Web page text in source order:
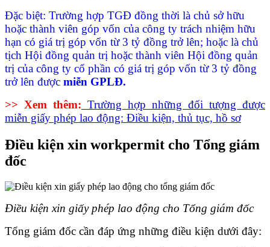
Đặc biệt: Trường hợp TGĐ đồng thời là chủ sở hữu
hoặc thành viên góp vốn của công ty trách nhiệm hữu
hạn có giá trị góp vốn từ 3 tỷ đồng trở lên; hoặc là chủ
tịch Hội đồng quản trị hoặc thành viên Hội đồng quản
trị của công ty cổ phần có giá trị góp vốn từ 3 tỷ đồng
trở lên được miễn GPLĐ.
>> Xem thêm: Trường hợp những đối tượng được
miễn giấy phép lao động: Điều kiện, thủ tục, hồ sơ
Điều kiện xin workpermit cho Tổng giám
đốc
Điều kiện xin giấy phép lao động cho Tổng giám đốc
Tổng giám đốc cần đáp ứng những điều kiện dưới đây: